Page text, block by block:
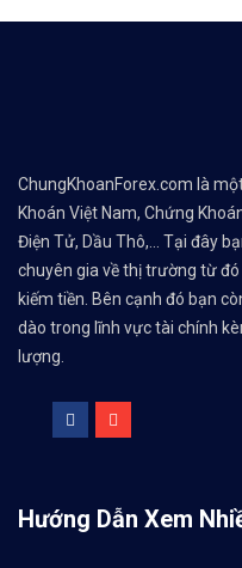
ChungKhoanForex.com là
Khoán Việt Nam, Chứng
Điện Tử, Dầu Thô,... Tại đây
chuyên gia về thị trường từ
kiếm tiền. Bên cạnh đó bạn
dào trong lĩnh vực tài chính
lượng.
Hướng Dẫn Xem